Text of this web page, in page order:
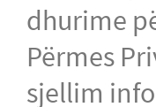
dhurime
Përmes
sjellim